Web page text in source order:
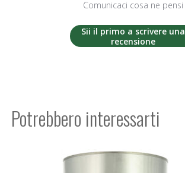
Comunicaci cosa ne pensi
Sii il primo a scrivere una
recensione
Potrebbero interessarti